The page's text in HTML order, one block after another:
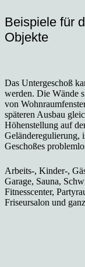
Beispiele für
Objekte
Das Untergeschoß
werden. Die Wände
von
späteren Ausbau
Höhenstellung auf
Geländeregulierung,
Geschoßes
Arbeits-, Kinder-,
Garage, Sauna,
Fitnesscenter,
Friseursalon und